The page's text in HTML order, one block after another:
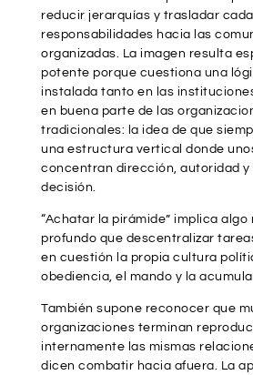
reducir jerarquías y trasladar
responsabilidades hacia las
organizadas. La imagen resulta
potente porque cuestiona una
instalada tanto en las
en buena parte de las
tradicionales: la idea de que
una estructura vertical donde
concentran dirección, autoridad y
decisión.
“Achatar la pirámide” implica algo
profundo que descentralizar
en cuestión la propia cultura
obediencia, el mando y la
También supone reconocer que
organizaciones terminan
internamente las mismas
dicen combatir hacia afuera. La